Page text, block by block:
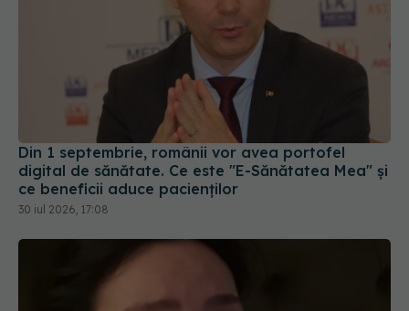
Din 1 septembrie, românii vor avea portofel
digital de sănătate. Ce este "E-Sănătatea Mea" și
ce beneficii aduce pacienților
30 iul 2026, 17:08